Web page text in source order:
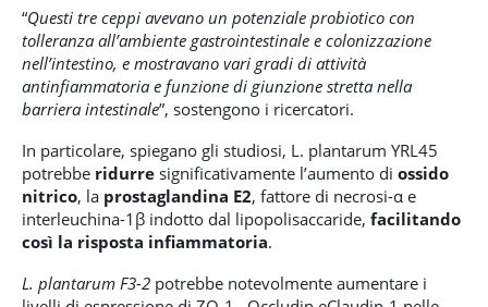
“Questi tre ceppi avevano un potenziale probiotico con
tolleranza all’ambiente gastrointestinale e colonizzazione
nell’intestino, e mostravano vari gradi di attività
antinfiammatoria e funzione di giunzione stretta nella
barriera intestinale”, sostengono i ricercatori.
In particolare, spiegano gli studiosi, L. plantarum YRL45
potrebbe ridurre significativamente l’aumento di ossido
nitrico, la prostaglandina E2, fattore di necrosi-α e
interleuchina-1β indotto dal lipopolisaccaride, facilitando
così la risposta infiammatoria.
L. plantarum F3-2 potrebbe notevolmente aumentare i